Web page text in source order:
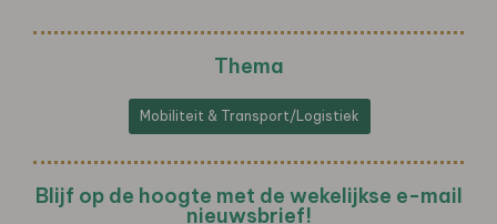
Thema
Mobiliteit & Transport/Logistiek
Blijf op de hoogte met de wekelijkse e-mail
nieuwsbrief!